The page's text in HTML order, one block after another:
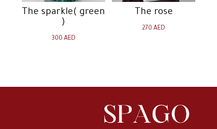
The rose
270AED
The sparkle( green
)
300 AED